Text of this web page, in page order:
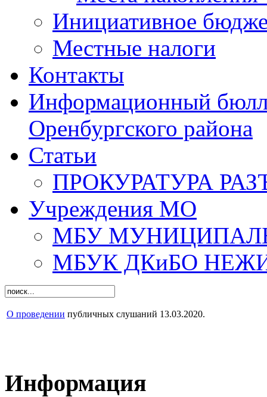
Инициативное
Местные налоги
Контакты
Информационный
Оренбургского района
Статьи
ПРОКУРАТУРА
Учреждения МО
МБУ
МБУК ДКиБО
О проведении публичных слушаний 13.03.2020.
Информация